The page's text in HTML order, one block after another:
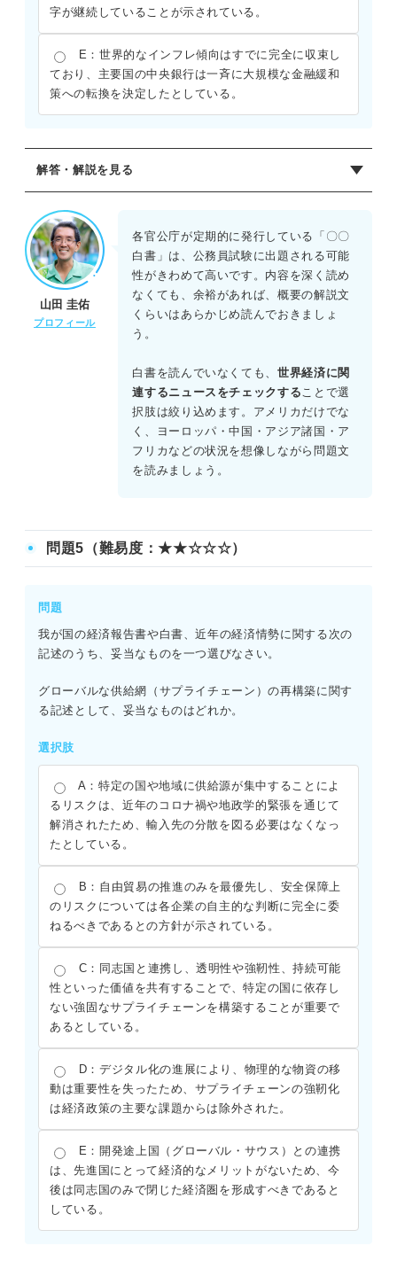
字が継続していることが示されている。
E：世界的なインフレ傾向はすでに完全に収束し
ており、主要国の中央銀行は一斉に大規模な金融緩和
策への転換を決定したとしている。
解答・解説を見る
正解：B
通商白書2024によると、世界経済は回復しているものの地
域差がある。米国は底堅いが、欧州は物価高などの影響で
停滞が見られる。中国は不動産市場の低迷などが懸念事項
として挙げられている。また、円安でも輸出数量は伸び悩
んでおり、貿易収支も赤字基調が続いている。したがっ
て、各地域の経済状況を対比させた選択肢Bが妥当である。
山田 圭佑
プロフィール
各官公庁が定期的に発行している「〇〇
白書」は、公務員試験に出題される可能
性がきわめて高いです。内容を深く読め
なくても、余裕があれば、概要の解説文
くらいはあらかじめ読んでおきましょ
う。
白書を読んでいなくても、世界経済に関
連するニュースをチェックすることで選
択肢は絞り込めます。アメリカだけでな
く、ヨーロッパ・中国・アジア諸国・ア
フリカなどの状況を想像しながら問題文
を読みましょう。
問題5（難易度：★★☆☆☆）
問題
我が国の経済報告書や白書、近年の経済情勢に関する次の
記述のうち、妥当なものを一つ選びなさい。
グローバルな供給網（サプライチェーン）の再構築に関す
る記述として、妥当なものはどれか。
選択肢
A：特定の国や地域に供給源が集中することによ
るリスクは、近年のコロナ禍や地政学的緊張を通じて
解消されたため、輸入先の分散を図る必要はなくなっ
たとしている。
B：自由貿易の推進のみを最優先し、安全保障上
のリスクについては各企業の自主的な判断に完全に委
ねるべきであるとの方針が示されている。
C：同志国と連携し、透明性や強靭性、持続可能
性といった価値を共有することで、特定の国に依存し
ない強固なサプライチェーンを構築することが重要で
あるとしている。
D：デジタル化の進展により、物理的な物資の移
動は重要性を失ったため、サプライチェーンの強靭化
は経済政策の主要な課題からは除外された。
E：開発途上国（グローバル・サウス）との連携
は、先進国にとって経済的なメリットがないため、今
後は同志国のみで閉じた経済圏を形成すべきであると
している。